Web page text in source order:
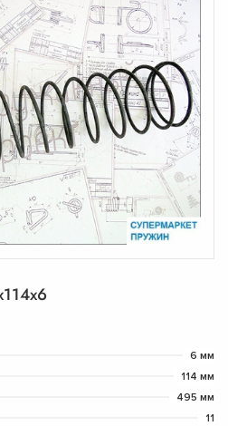
6 мм
114 мм
495 мм
11